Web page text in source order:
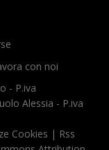
con noi
- P.iva
Alessia - P.iva
Cookies | Rss